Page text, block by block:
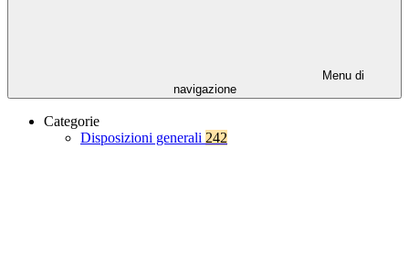
Menu di
navigazione
Categorie
Disposizioni generali 242